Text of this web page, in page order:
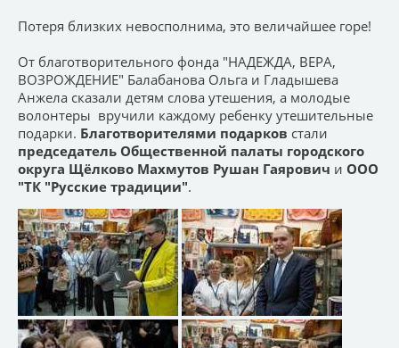
Потеря близких невосполнима, это величайшее горе!
От благотворительного фонда "НАДЕЖДА, ВЕРА,
ВОЗРОЖДЕНИЕ" Балабанова Ольга и Гладышева
Анжела сказали детям слова утешения, а молодые
волонтеры вручили каждому ребенку утешительные
подарки. Благотворителями подарков стали
председатель Общественной палаты городского
округа Щёлково Махмутов Рушан Гаярович и ООО
"ТК "Русские традиции".